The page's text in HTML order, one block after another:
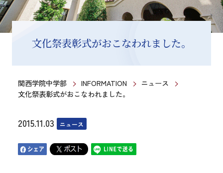
文化祭表彰式がおこなわれました。
関西学院中学部 INFORMATION
ニュース
文化祭表彰式がおこなわれました。
2015.11.03 ニュース